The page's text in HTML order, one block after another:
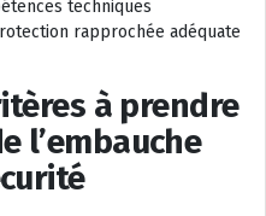
techniques
rapprochée adéquate
à prendre
l’embauche